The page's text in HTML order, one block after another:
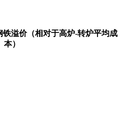
铁溢价（相对于高炉-转炉平均成
本）